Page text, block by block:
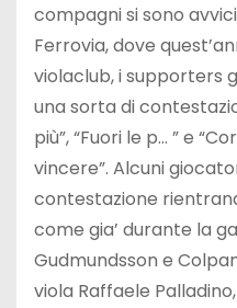
compagni si sono
Ferrovia, dove
violaclub, i supporters
una sorta di
più”, “Fuori le p… ” e
vincere”. Alcuni
contestazione
come gia’ durante la
Gudmundsson e
viola Raffaele